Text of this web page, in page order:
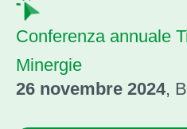
Conferenza annuale
Minergie
26 novembre 2024‍,